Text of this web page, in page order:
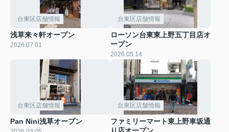
台東区店舗情報
浅草来々軒オープン
2026.07.01
台東区店舗情報
ローソン台東東上野五丁目店オ
ープン
2026.05.14
台東区店舗情報
Pan Nini浅草オープン
台東区店舗情報
ファミリーマート東上野車坂通
り店オープン